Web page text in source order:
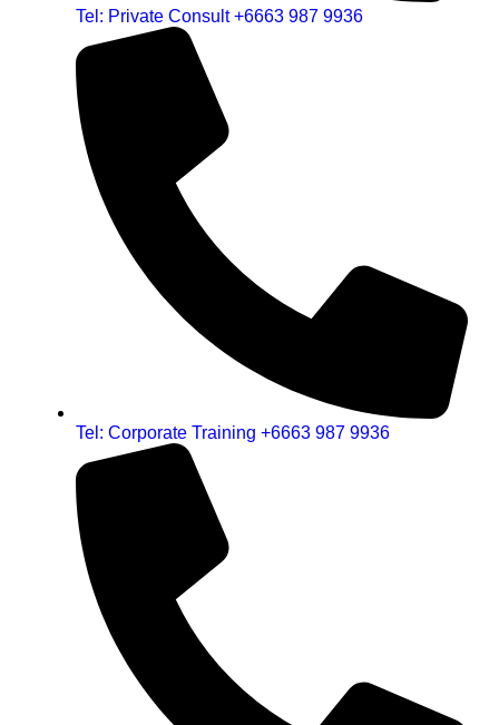
Tel: Private Consult +6663 987 9936
Tel: Corporate Training +6663 987 9936